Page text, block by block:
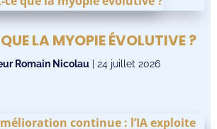
LA MYOPIE ÉVOLUTIVE ?
Romain Nicolau 24 juillet 2026